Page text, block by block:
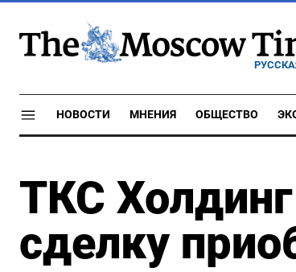
НОВОСТИ МНЕНИЯ ОБЩЕСТВО
ТКС
сделку